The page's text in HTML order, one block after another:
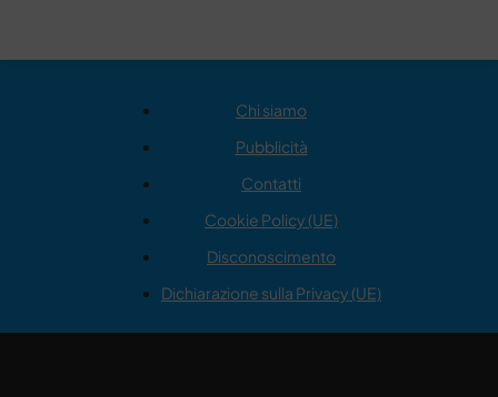
Chi siamo
Pubblicità
Contatti
Cookie Policy (UE)
Disconoscimento
Dichiarazione sulla Privacy (UE)